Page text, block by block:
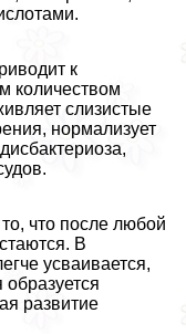
к
количеством
слизистые
нормализует
что после любой
В
усваивается,
развитие